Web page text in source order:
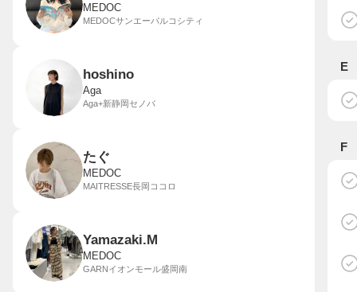
E
F
MEDOC
MEDOCサンエーパルコシティ
hoshino
Aga
Aga+新静岡セノバ
たぐ
MEDOC
MAITRESSE長岡ココロ
Yamazaki.M
MEDOC
GARNイオンモール盛岡南